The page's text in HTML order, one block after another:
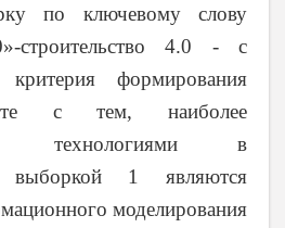
по ключевому слову
строительство 4.0 - с
формирования
с тем, наиболее
технологиями в
выборкой 1 являются
моделирования